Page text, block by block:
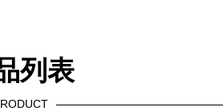
列表